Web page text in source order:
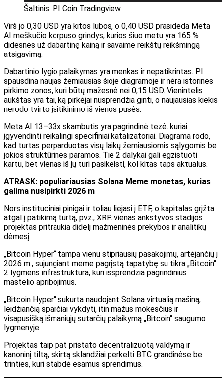
Šaltinis: PI Coin Tradingview
Virš jo 0,30 USD yra kitos lubos, o 0,40 USD prasideda Meta
AI meškučio korpuso grindys, kurios šiuo metu yra 165 %
didesnės už dabartinę kainą ir savaime reikštų reikšmingą
atsigavimą.
Dabartinio lygio palaikymas yra menkas ir nepatikrintas. PI
spausdina naujas žemiausias šioje diagramoje ir nėra istorinės
pirkimo zonos, kuri būtų mažesnė nei 0,15 USD. Vienintelis
aukštas yra tai, ką pirkėjai nusprendžia ginti, o naujausias kiekis
nerodo tvirto įsitikinimo iš vienos pusės.
Meta AI 13–33x skambutis yra pagrindinė tezė, kuriai
įgyvendinti reikalingi specifiniai katalizatoriai. Diagrama rodo,
kad turtas perparduotas visų laikų žemiausiomis sąlygomis be
jokios struktūrinės paramos. Tie 2 dalykai gali egzistuoti
kartu, bet vienas iš jų turi pasikeisti, kol kitas taps aktualus.
ATRASK: populiariausias Solana Meme monetas, kurias
galima nusipirkti 2026 m
Nors instituciniai pinigai ir toliau liejasi į ETF, o kapitalas grįžta
atgal į patikimą turtą, pvz., XRP, vienas ankstyvos stadijos
projektas pritraukia didelį mažmeninės prekybos ir analitikų
dėmesį.
„Bitcoin Hyper“ tampa vienu stipriausių pasakojimų, artėjančių į
2026 m., sujungiant meme pagrįstą tapatybę su tikra „Bitcoin“
2 lygmens infrastruktūra, kuri išsprendžia pagrindinius
mastelio apribojimus.
„Bitcoin Hyper“ sukurta naudojant Solana virtualią mašiną,
leidžiančią sparčiai vykdyti, itin mažus mokesčius ir
visapusišką išmaniųjų sutarčių palaikymą „Bitcoin“ saugumo
lygmenyje.
Projektas taip pat pristato decentralizuotą valdymą ir
kanoninį tiltą, skirtą sklandžiai perkelti BTC grandinėse be
trinties, kuri stabdė esamus sprendimus.